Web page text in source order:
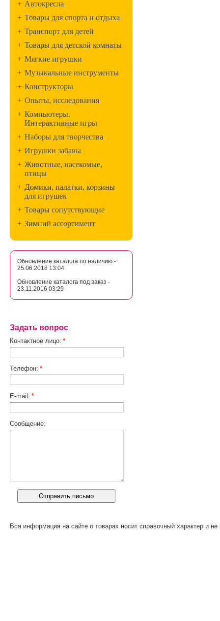
+ Автокресла
+ Товары для спорта и отдыха
+ Транспорт для детей
+ Товары для детской комнаты
+ Мягкие игрушки
+ Музыкальные инструменты
+ Конструкторы
+ Опыты, исследования
+ Компьютеры.
Интерактивные игры
+ Наборы для творчества
+ Игрушки забавы
+ Животные, насекомые,
птицы
+ Домики, палатки, корзины
для игрушек
+ Товары сопутствующие
+ Зимний ассортимент
Обновление каталога по наличию -
25.06.2018 13:04
Обновление каталога под заказ -
23.11.2016 03:29
Задать вопрос
Контактное лицо: *
Телефон: *
E-mail: *
Сообщение:
Вся информация на сайте о товарах носит справочный характер и